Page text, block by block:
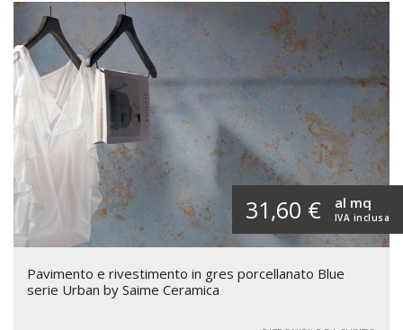
31,60 € IVA inclusa
al mq
Pavimento e rivestimento in gres porcellanato Blue
serie Urban by Saime Ceramica